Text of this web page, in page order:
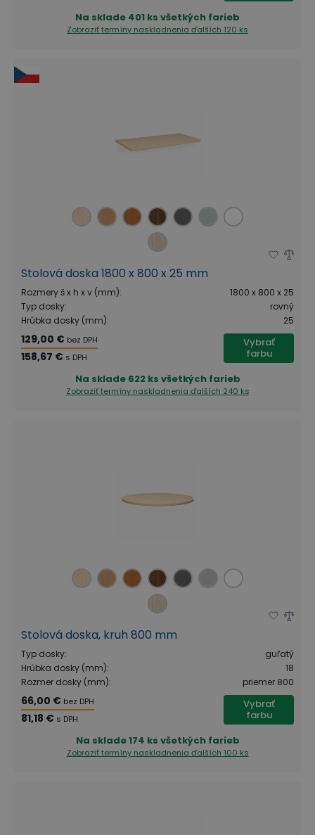
Na sklade 401 ks všetkých farieb
Zobraziť termíny naskladnenia ďalších 120 ks
Stolová doska 1800 x 800 x 25 mm
Rozmery š x h x v (mm):
1800 x 800 x 25
Typ dosky:
rovný
Hrúbka dosky (mm): 25
129,00 € bez DPH
158,67 € s DPH
Vybrať
farbu
Na sklade 622 ks všetkých farieb
Zobraziť termíny naskladnenia ďalších 240 ks
Stolová doska, kruh 800 mm
Typ dosky:
guľatý
Hrúbka dosky (mm):
18
Rozmer dosky (mm): priemer 800
66,00 € bez DPH
81,18 € s DPH
Vybrať
farbu
Na sklade174 ks všetkých farieb
Zobraziť termíny naskladnenia ďalších 100 ks